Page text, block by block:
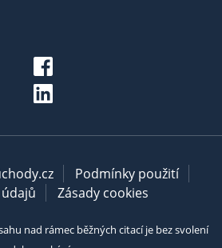
Podmínky použití
Zásady cookies
nad rámec běžných citací je bez svolení